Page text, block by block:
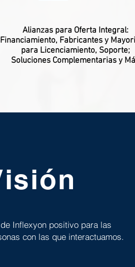
Alianzas para Oferta Integral:
Financiamiento, Fabricantes y
para Licenciamiento, Soporte;
Soluciones Complementarias y
Inflexyon positivo para las
con las que interactuamos.